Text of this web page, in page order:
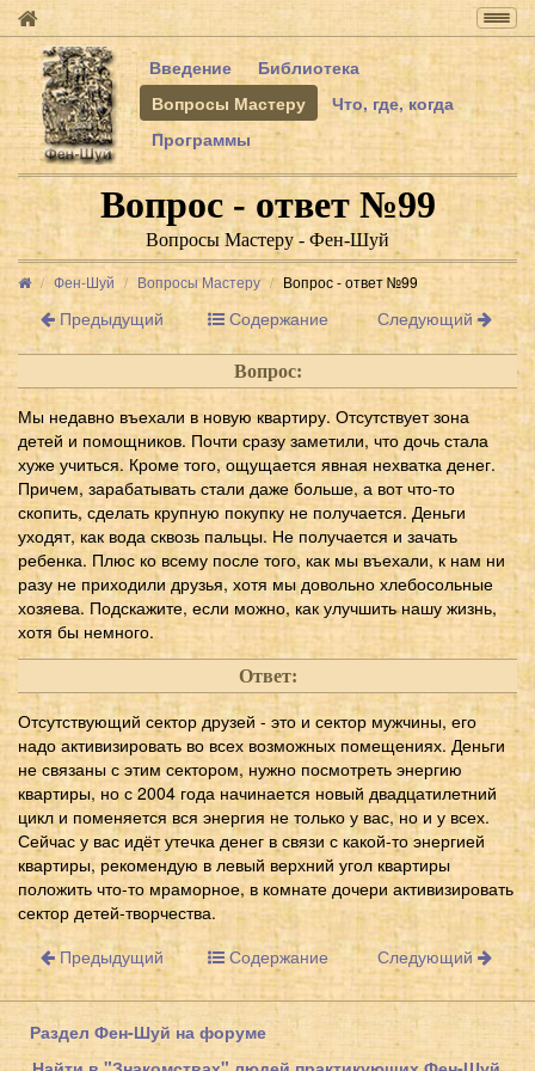
Введение
Библиотека
Вопросы Мастеру
Что, где, когда
Программы
Вопрос - ответ №99
Вопросы Мастеру - Фен-Шуй
Фен-Шуй Вопросы Мастеру Вопрос - ответ №99
Предыдущий Содержание Следующий
Вопрос:
Мы недавно въехали в новую квартиру. Отсутствует зона
детей и помощников. Почти сразу заметили, что дочь стала
хуже учиться. Кроме того, ощущается явная нехватка денег.
Причем, зарабатывать стали даже больше, а вот что-то
скопить, сделать крупную покупку не получается. Деньги
уходят, как вода сквозь пальцы. Не получается и зачать
ребенка. Плюс ко всему после того, как мы въехали, к нам ни
разу не приходили друзья, хотя мы довольно хлебосольные
хозяева. Подскажите, если можно, как улучшить нашу жизнь,
хотя бы немного.
Ответ:
Отсутствующий сектор друзей - это и сектор мужчины, его
надо активизировать во всех возможных помещениях. Деньги
не связаны с этим сектором, нужно посмотреть энергию
квартиры, но с 2004 года начинается новый двадцатилетний
цикл и поменяется вся энергия не только у вас, но и у всех.
Сейчас у вас идёт утечка денег в связи с какой-то энергией
квартиры, рекомендую в левый верхний угол квартиры
положить что-то мраморное, в комнате дочери активизировать
сектор детей-творчества.
Предыдущий
Содержание Следующий
Раздел Фен-Шуй на форуме